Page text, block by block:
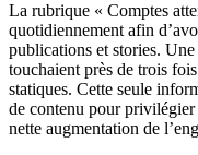
La rubrique « Comptes
quotidiennement afin
publications et stories.
touchaient près de trois
statiques. Cette seule
de contenu pour
nette augmentation de